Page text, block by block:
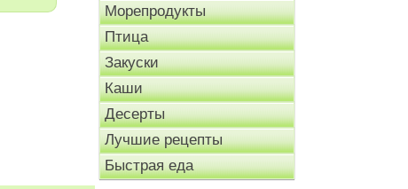
Морепродукты
Птица
Закуски
Каши
Десерты
Лучшие рецепты
Быстрая еда